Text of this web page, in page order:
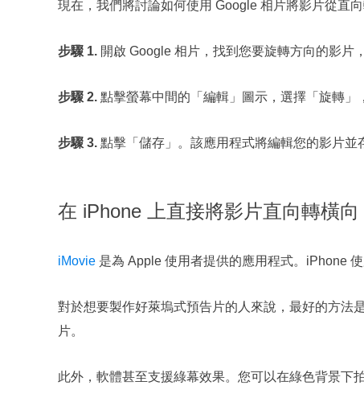
現在，我們將討論如何使用 Google 相片將影片從直向
步驟 1. 開啟 Google 相片，找到您要旋轉方向的影片
步驟 2. 點擊螢幕中間的「編輯」圖示，選擇「旋轉」
步驟 3. 點擊「儲存」。該應用程式將編輯您的影片並
在 iPhone 上直接將影片直向轉橫向
iMovie 是為 Apple 使用者提供的應用程式。iPhone
對於想要製作好萊塢式預告片的人來說，最好的方法
片。
此外，軟體甚至支援綠幕效果。您可以在綠色背景下